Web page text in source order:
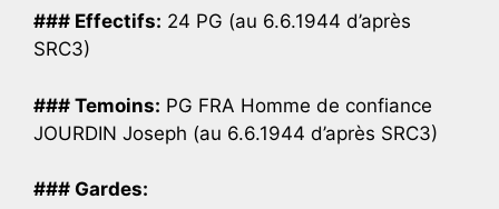
### Effectifs: 24 PG (au 6.6.1944 d’après
SRC3)
### Temoins: PG FRA Homme de confiance
JOURDIN Joseph (au 6.6.1944 d’après SRC3)
### Gardes: